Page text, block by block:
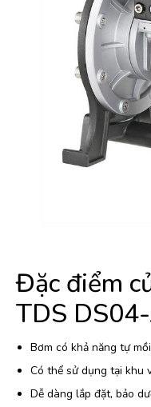
Đặc điểm
TDS
Bơm có khả năng tự
Có thể sử dụng tại khu
Dễ dàng lắp đặt, bảo